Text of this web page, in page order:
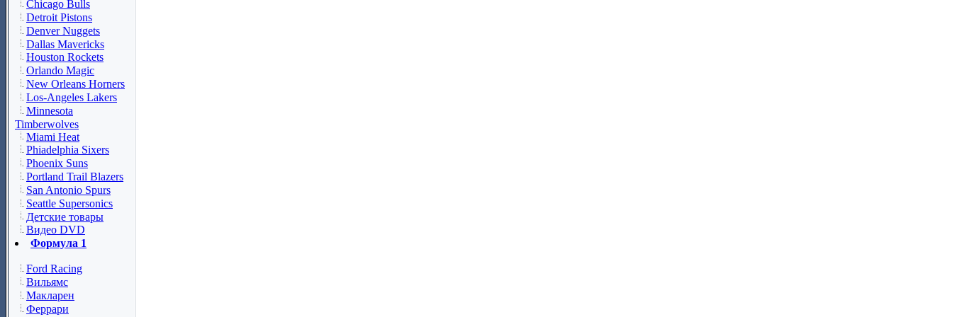
Chicago Bulls
Detroit Pistons
Denver Nuggets
Dallas Mavericks
Houston Rockets
Orlando Magic
New Orleans Horners
Los-Angeles Lakers
Minnesota
Timberwolves
Miami Heat
Phiadelphia Sixers
Phoenix Suns
Portland Trail Blazers
San Antonio Spurs
Seattle Supersonics
Детские товары
Видео DVD
Формула 1
Ford Racing
Вильямс
Макларен
Феррари